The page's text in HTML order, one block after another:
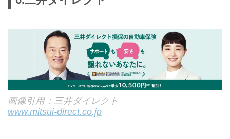
画像引用：三井ダイレクト
www.mitsui-direct.co.jp